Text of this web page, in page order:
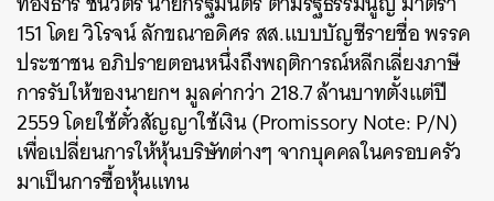
151 โดย วิโรจน์ ลักขณาอดิศร สส.แบบบัญชีรายชื่อ พรรค
ประชาชน อภิปรายตอนหนึ่งถึงพฤติการณ์หลีกเลี่ยงภาษี
การรับให้ของนายกฯ มูลค่ากว่า 218.7 ล้านบาทตั้งแต่ปี
2559 โดยใช้ตั๋วสัญญาใช้เงิน (Promissory Note: P/N)
เพื่อเปลี่ยนการให้หุ้นบริษัทต่างๆ จากบุคคลในครอบครัว
มาเป็นการซื้อหุ้นแทน